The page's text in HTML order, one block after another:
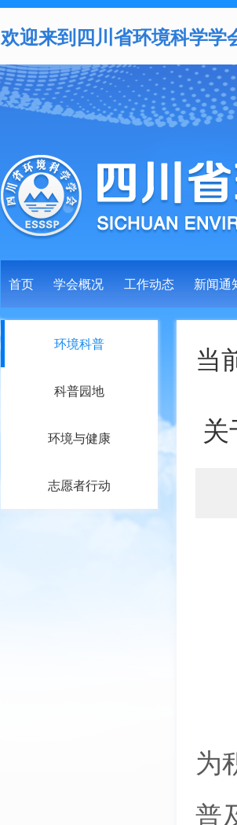
欢迎来到四川省环境科学学
首页 学会概况 工作动态 新闻通
环境科普
科普园地
环境与健康
志愿者行动
当
为
普